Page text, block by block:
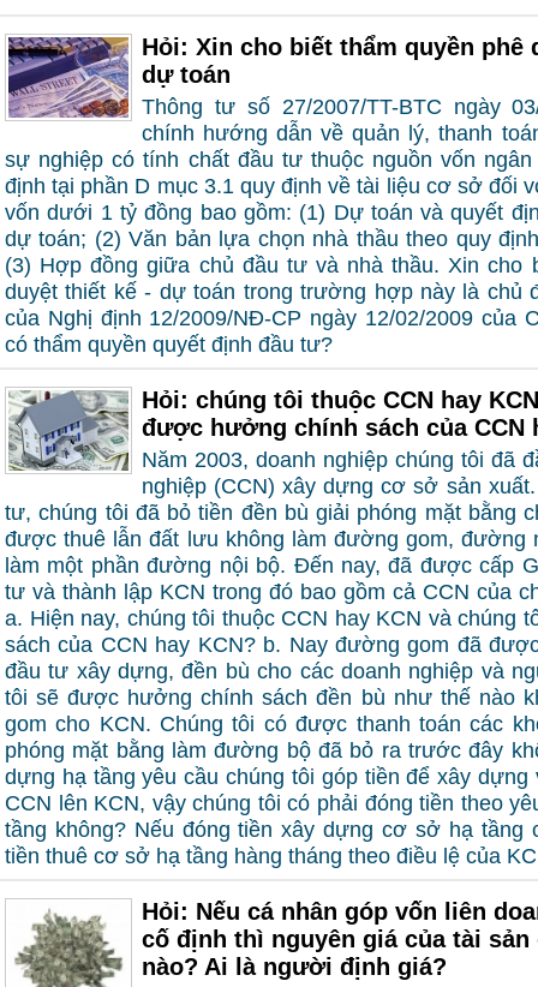
Hỏi: Xin cho biết thẩm quyền phê
dự toán
Thông tư số 27/2007/TT-BTC ngày
chính hướng dẫn về quản lý, thanh
sự nghiệp có tính chất đầu tư thuộc nguồn vốn
định tại phần D mục 3.1 quy định về tài liệu cơ sở đối
vốn dưới 1 tỷ đồng bao gồm: (1) Dự toán và quyết
dự toán; (2) Văn bản lựa chọn nhà thầu theo quy
(3) Hợp đồng giữa chủ đầu tư và nhà thầu. Xin cho
duyệt thiết kế - dự toán trong trường hợp này là chủ
của Nghị định 12/2009/NĐ-CP ngày 12/02/2009 của
có thẩm quyền quyết định đầu tư?
Hỏi: chúng tôi thuộc CCN hay
được hưởng chính sách của CCN
Năm 2003, doanh nghiệp chúng tôi đã
nghiệp (CCN) xây dựng cơ sở sản
tư, chúng tôi đã bỏ tiền đền bù giải phóng mặt bằng
được thuê lẫn đất lưu không làm đường gom, đường
làm một phần đường nội bộ. Đến nay, đã được cấp
tư và thành lập KCN trong đó bao gồm cả CCN của
a. Hiện nay, chúng tôi thuộc CCN hay KCN và chúng
sách của CCN hay KCN? b. Nay đường gom đã
đầu tư xây dựng, đền bù cho các doanh nghiệp và
tôi sẽ được hưởng chính sách đền bù như thế nào
gom cho KCN. Chúng tôi có được thanh toán các
phóng mặt bằng làm đường bộ đã bỏ ra trước đây
dựng hạ tầng yêu cầu chúng tôi góp tiền để xây dựng
CCN lên KCN, vậy chúng tôi có phải đóng tiền theo
tầng không? Nếu đóng tiền xây dựng cơ sở hạ tầng
tiền thuê cơ sở hạ tầng hàng tháng theo điều lệ của
Hỏi: Nếu cá nhân góp vốn liên
cố định thì nguyên giá của tài
nào? Ai là người định giá?